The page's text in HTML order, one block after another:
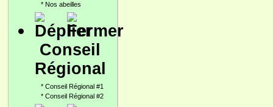
* Nos abeilles
Conseil
Régional
* Conseil Régional #1
* Conseil Régional #2